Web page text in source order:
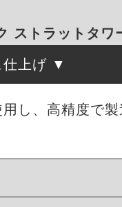
ストラットタワ
仕上げ
し、高精度で